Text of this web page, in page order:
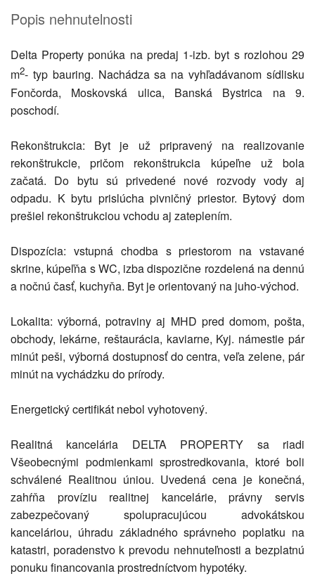
Popis nehnutelnosti
Delta Property ponúka na predaj 1-izb. byt s rozlohou 29
m2- typ bauring. Nachádza sa na vyhľadávanom sídlisku
Fončorda, Moskovská ulica, Banská Bystrica na 9.
poschodí.
Rekonštrukcia: Byt je už pripravený na realizovanie
rekonštrukcie, pričom rekonštrukcia kúpeľne už bola
začatá. Do bytu sú privedené nové rozvody vody aj
odpadu. K bytu prislúcha pivničný priestor. Bytový dom
prešiel rekonštrukciou vchodu aj zateplením.
Dispozícia: vstupná chodba s priestorom na vstavané
skrine, kúpeľňa s WC, izba dispozične rozdelená na dennú
a nočnú časť, kuchyňa. Byt je orientovaný na juho-východ.
Lokalita: výborná, potraviny aj MHD pred domom, pošta,
obchody, lekárne, reštaurácia, kaviarne, Kyj. námestie pár
minút peši, výborná dostupnosť do centra, veľa zelene, pár
minút na vychádzku do prírody.
Energetický certifikát nebol vyhotovený.
Realitná kancelária DELTA PROPERTY sa riadi
Všeobecnými podmienkami sprostredkovania, ktoré boli
schválené Realitnou úniou. Uvedená cena je konečná,
zahŕňa províziu realitnej kancelárie, právny servis
zabezpečovaný spolupracujúcou advokátskou
kanceláriou, úhradu základného správneho poplatku na
katastri, poradenstvo k prevodu nehnuteľnosti a bezplatnú
ponuku financovania prostredníctvom hypotéky.